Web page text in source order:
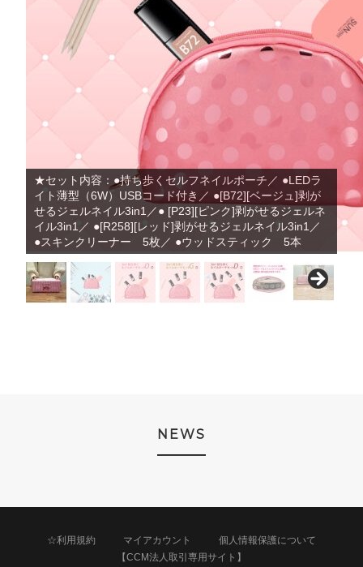
★セット内容：●持ち歩くセルフネイルポーチ／ ●LEDラ
イト薄型（6W）USBコード付き／ ●[B72][ベージュ]剥が
せるジェルネイル3in1／● [P23][ピンク]剥がせるジェルネ
イル3in1／ ●[R258][レッド]剥がせるジェルネイル3in1／
●スキンクリーナー 5枚／ ●ウッドスティック 5本
NEWS
☆利用規約 マイアカウント
個人情報保護について
【CCM法人取引専用サイト】